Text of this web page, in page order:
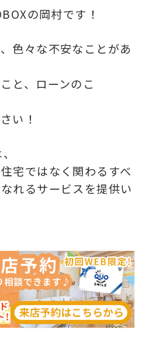
の岡村です！
色々な不安なことがあ
と、ローンのこ
い！
宅ではなく関わるすべ
れるサービスを提供い